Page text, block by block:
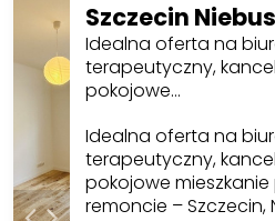
Szczecin
Idealna oferta na
terapeutyczny,
pokojowe…
Idealna oferta na
terapeutyczny,
pokojowe
remoncie – Szczecin,